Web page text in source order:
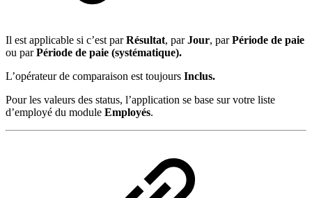
Il est applicable si c’est parRésultat, parJour, parPériode de paie
ou parPériode de paie (systématique).
L’opérateur de comparaison est toujours Inclus.
Pour les valeurs des status, l’application se base sur votre liste
d’employé du module Employés.